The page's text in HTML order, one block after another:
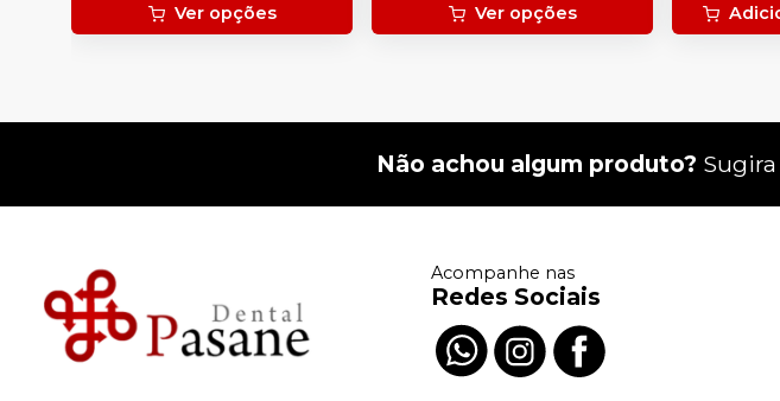
Ver opções Ver opções
Não achou algum produto?
Acompanhe nas
Redes Sociais